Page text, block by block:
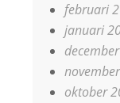
februari
januari
oktober